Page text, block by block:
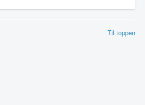
Til toppen